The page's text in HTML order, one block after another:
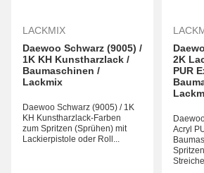
LACKMIX
Daewoo Schwarz (9005) /
1K KH Kunstharzlack /
Baumaschinen /
Lackmix
Daewoo Schwarz (9005) / 1K
KH Kunstharzlack-Farben
zum Spritzen (Sprühen) mit
Lackierpistole oder Roll...
2K
PUR
Acryl